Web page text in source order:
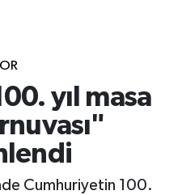
yıl masa
Cumhuriyetin 100.